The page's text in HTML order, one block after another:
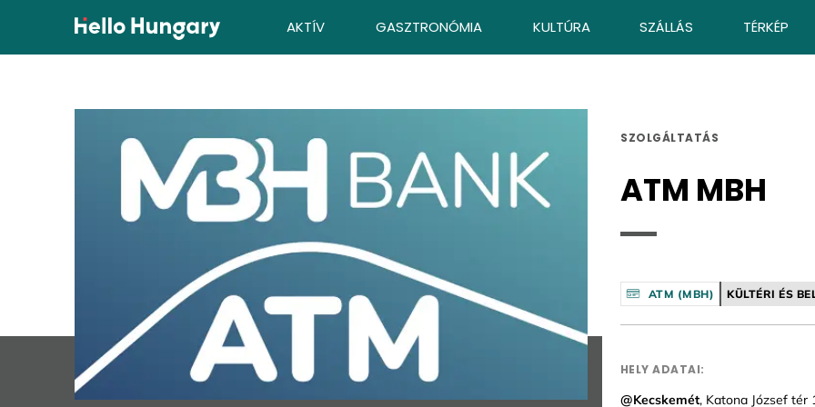
Ugrás a tartalomhoz AKTÍV GASZTRONÓMIA KULTÚRA SZÁLLÁS TÉRKÉP
SZOLGÁLTATÁS
ATM MBH
ATM (MBH) KÜLTÉRI ÉS
HELY ADATAI:
@Kecskemét, Katona József tér